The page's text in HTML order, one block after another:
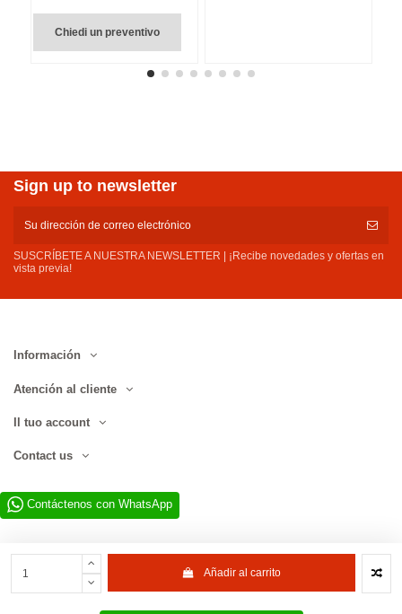
Añadir al carrito
Chiedi un preventivo
Sign up to newsletter
SUSCRÍBETE A NUESTRA NEWSLETTER | ¡Recibe novedades y ofertas en
vista previa!
Información
Atención al cliente
Il tuo account
Contact us
Contáctenos con WhatsApp